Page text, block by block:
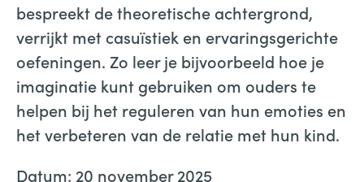
bespreekt de theoretische achtergrond,
verrijkt met casuïstiek en ervaringsgerichte
oefeningen. Zo leer je bijvoorbeeld hoe je
imaginatie kunt gebruiken om ouders te
helpen bij het reguleren van hun emoties en
het verbeteren van de relatie met hun kind.
Datum: 20 november 2025